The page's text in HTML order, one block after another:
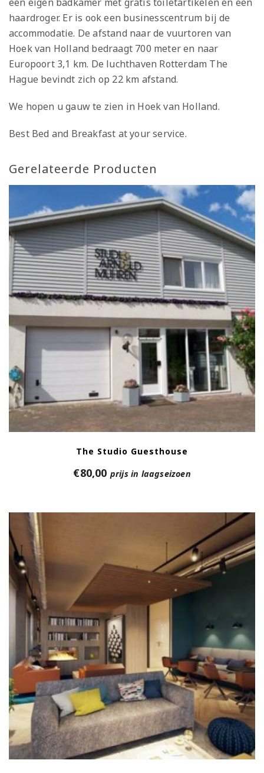
haardroger. Er is ook een businesscentrum bij de
accommodatie. De afstand naar de vuurtoren van
Hoek van Holland bedraagt 700 meter en naar
Europoort 3,1 km. De luchthaven Rotterdam The
Hague bevindt zich op 22 km afstand.
We hopen u gauw te zien in Hoek van Holland.
Best Bed and Breakfast at your service.
Gerelateerde Producten
The Studio Guesthouse
€80,00 prijs in laagseizoen